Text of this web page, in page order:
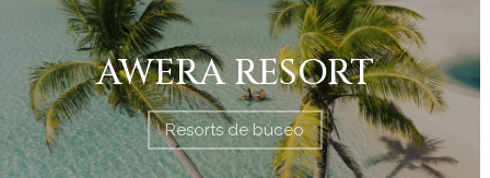
AWERA RESORT
Resorts de buceo